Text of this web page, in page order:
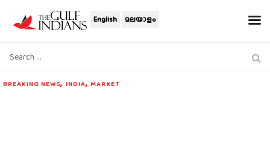
English മലയാളം
BREAKING NEWS, INDIA,MARKET